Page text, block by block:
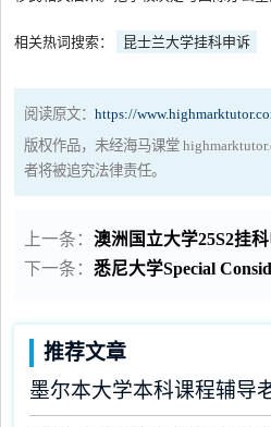
相关热词搜索： 昆士兰大学挂科申诉
阅读原文：https://
版权作品，未经海马课堂
者将被追究法律责任。
上一条：澳洲国立大学25S2挂
下一条：悉尼大学Special
推荐文章
墨尔本大学本科课程辅导